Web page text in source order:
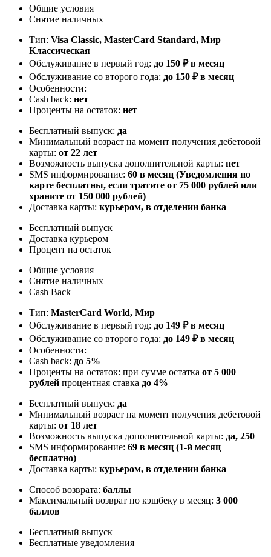
Общие условия
Снятие наличных
Тип: Visa Classic, MasterСard Standard, Мир
Классическая
Обслуживание в первый год: до 150 ₽ в месяц
Обслуживание со второго года: до 150 ₽ в месяц
Особенности:
Cash back: нет
Проценты на остаток: нет
Бесплатный выпуск: да
Минимальный возраст на момент получения дебетовой
карты: от 22 лет
Возможность выпуска дополнительной карты: нет
SMS информирование: 60 в месяц (Уведомления по
карте бесплатны, если тратите от 75 000 рублей или
храните от 150 000 рублей)
Доставка карты: курьером, в отделении банка
Бесплатный выпуск
Доставка курьером
Процент на остаток
Общие условия
Снятие наличных
Cash Back
Тип: MasterСard World, Мир
Обслуживание в первый год: до 149 ₽ в месяц
Обслуживание со второго года: до 149 ₽ в месяц
Особенности:
Cash back: до 5%
Проценты на остаток: при сумме остатка от 5 000
рублей процентная ставка до 4%
Бесплатный выпуск: да
Минимальный возраст на момент получения дебетовой
карты: от 18 лет
Возможность выпуска дополнительной карты: да, 250
SMS информирование: 69 в месяц (1-й месяц
бесплатно)
Доставка карты: курьером, в отделении банка
Способ возврата: баллы
Максимальный возврат по кэшбеку в месяц: 3 000
баллов
Бесплатный выпуск
Бесплатные уведомления